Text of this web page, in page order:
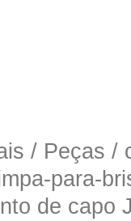
/ Peças
para-
de